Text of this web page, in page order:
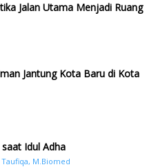
Jalan Utama Menjadi Ruang
Jantung Kota Baru di Kota
Idul Adha
M.Biomed